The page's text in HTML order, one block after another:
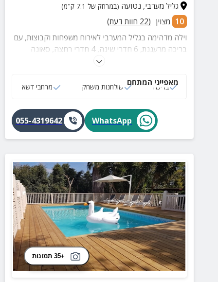
גליל מערבי, נטועה (במרחק של 7.1 ק"מ)
10 מצוין (
22 חוות דעת)
וילה מדהימה בגליל המערבי לאירוח משפחות וקבוצות, עם
בריכה מרעננת, 6 חדרי שינה, 4 חדרי רחצה, סאונה
יבשה, מתחם חוץ עם פינות ישיבה נוחות, נדנדות ועוד.
מאפייני המתחם
בריכה שולחנות משחק מרחבי דשא
WhatsApp
055-4319642
+35 תמונות